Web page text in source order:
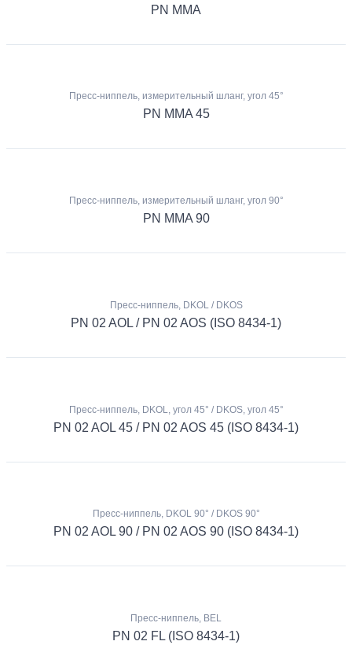
PN MMA
Пресс-ниппель, измерительный шланг, угол 45°
PN MMA 45
Пресс-ниппель, измерительный шланг, угол 90°
PN MMA 90
Пресс-ниппель, DKOL / DKOS
PN 02 AOL / PN 02 AOS (ISO 8434-1)
Пресс-ниппель, DKOL, угол 45° / DKOS, угол 45°
PN 02 AOL 45 / PN 02 AOS 45 (ISO 8434-1)
Пресс-ниппель, DKOL 90° / DKOS 90°
PN 02 AOL 90 / PN 02 AOS 90 (ISO 8434-1)
Пресс-ниппель, BEL
PN 02 FL (ISO 8434-1)